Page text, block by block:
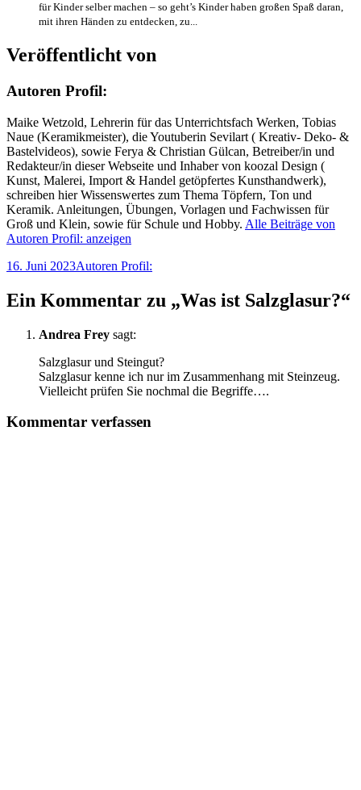
für Kinder selber machen – so geht’s Kinder haben großen Spaß daran,
mit ihren Händen zu entdecken, zu...
Veröffentlicht von
Autoren Profil:
Maike Wetzold, Lehrerin für das Unterrichtsfach Werken, Tobias
Naue (Keramikmeister), die Youtuberin Sevilart ( Kreativ- Deko- &
Bastelvideos), sowie Ferya & Christian Gülcan, Betreiber/in und
Redakteur/in dieser Webseite und Inhaber von koozal Design (
Kunst, Malerei, Import & Handel getöpfertes Kunsthandwerk),
schreiben hier Wissenswertes zum Thema Töpfern, Ton und
Keramik. Anleitungen, Übungen, Vorlagen und Fachwissen für
Groß und Klein, sowie für Schule und Hobby. Alle Beiträge von
Autoren Profil: anzeigen
Veröffentlicht
16. Juni 2023Autor
Autoren Profil:
Ein Kommentar zu „Was ist Salzglasur?“
Andrea Frey sagt:
Salzglasur und Steingut?
Salzglasur kenne ich nur im Zusammenhang mit Steinzeug.
Vielleicht prüfen Sie nochmal die Begriffe….
Kommentar verfassen